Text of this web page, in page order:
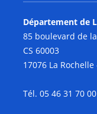
Département de
85 boulevard de
CS 60003
17076 La Rochelle
Tél. 05 46 31 70 00